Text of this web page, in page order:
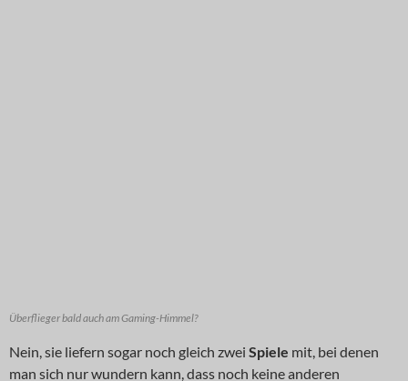
Überflieger bald auch am Gaming-Himmel?
Nein, sie liefern sogar noch gleich zwei Spiele mit, bei denen
man sich nur wundern kann, dass noch keine anderen